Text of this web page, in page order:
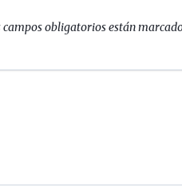
campos obligatorios están